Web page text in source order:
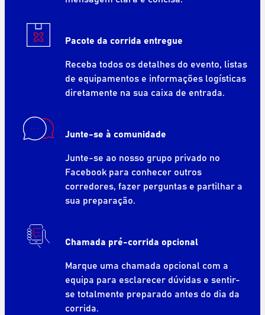
Pacote da corrida entregue
Receba todos os detalhes do evento, listas
de equipamentos e informações logísticas
diretamente na sua caixa de entrada.
Junte-se à comunidade
Junte-se ao nosso grupo privado no
Facebook para conhecer outros
corredores, fazer perguntas e partilhar a
sua preparação.
Chamada pré-corrida opcional
Marque uma chamada opcional com a
equipa para esclarecer dúvidas e sentir-
se totalmente preparado antes do dia da
corrida.